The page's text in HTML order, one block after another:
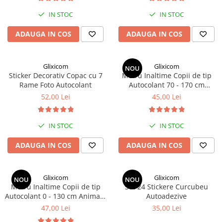
IN STOC
ADAUGA IN COS
IN STOC
ADAUGA IN COS
Glixicom
Sticker Decorativ Copac cu 7
Rame Foto Autocolant
52,00 Lei
IN STOC
ADAUGA IN COS
NOU Glixicom
Metru Inaltime Copii de tip
Autocolant 70 - 170 cm
Animale si Pasari
45,00 Lei
IN STOC
ADAUGA IN COS
NOU Glixicom
Metru Inaltime Copii de tip
Autocolant 0 - 130 cm Animale
si Pasari
47,00 Lei
NOU Glixicom
Set 24 Stickere Curcubeu
Autoadezive
35,00 Lei